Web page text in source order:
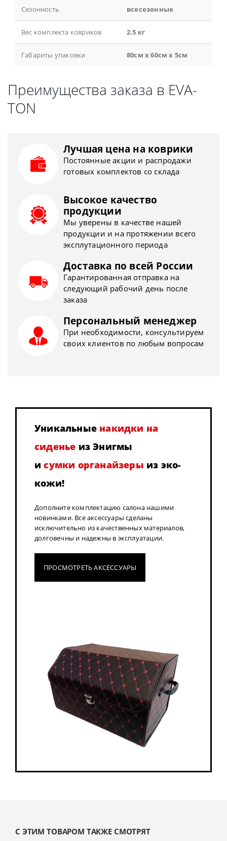
Сезонность всесезонные
Вес комплекта ковриков 2.5 кг
Габариты упаковки 80см x 60см x 5см
Преимущества заказа в EVA-
TON
Лучшая цена на коврики
Постоянные акции и распродажи
готовых комплектов со склада
Высокое качество
продукции
Мы уверены в качестве нашей
продукции и на протяжении всего
эксплутационного периода
Доставка по всей России
Гарантированная отправка на
следующий рабочий день после
заказа
Персональный менеджер
При необходимости, консультируем
своих клиентов по любым вопросам
Уникальные накидки на
сиденье из Энигмы
исумки органайзеры из эко-
кожи!
Дополните комплектацию салона нашими
новинками. Все аксессуары сделаны
исключительно из качественных материалов,
долговечны и надежны в эксплуатации.
ПРОСМОТРЕТЬ АКСЕССУАРЫ
С ЭТИМ ТОВАРОМ ТАКЖЕ СМОТРЯТ